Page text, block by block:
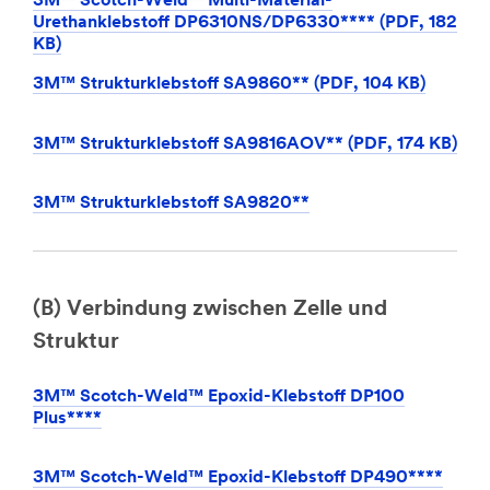
Urethanklebstoff DP6310NS/DP6330**** (PDF, 182
KB)
3M™ Strukturklebstoff SA9860** (PDF, 104 KB)
3M™ Strukturklebstoff SA9816AOV** (PDF, 174 KB)
3M™ Strukturklebstoff SA9820**
(B) Verbindung zwischen Zelle und
Struktur
3M™ Scotch-Weld™ Epoxid-Klebstoff DP100
Plus****
3M™ Scotch-Weld™ Epoxid-Klebstoff DP490****